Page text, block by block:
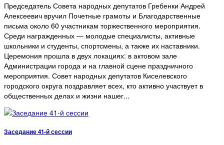
Председатель Совета народных депутатов Гребенки Андрей
Алексеевич вручил Почетные грамоты и Благодарственные
письма около 60 участникам торжественного мероприятия.
Среди награжденных — молодые специалисты, активные
школьники и студенты, спортсмены, а также их наставники.
Церемония прошла в двух локациях: в актовом зале
Администрации города и на главной сцене праздничного
мероприятия. Совет народных депутатов Киселевского
городского округа поздравляет всех, кто активно участвует в
общественных делах и жизни нашег...
Заседание 41-й сессии